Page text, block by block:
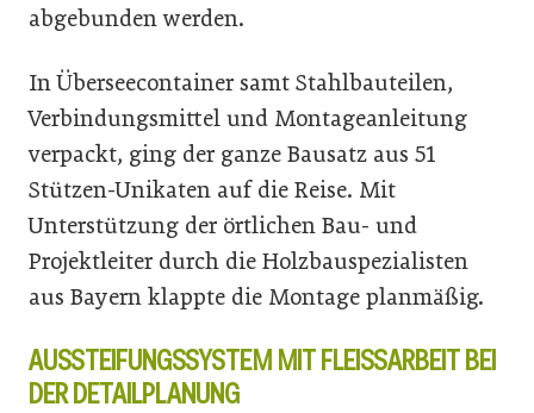
abgebunden werden.
In Überseecontainer samt Stahlbauteilen,
Verbindungsmittel und Montageanleitung
verpackt, ging der ganze Bausatz aus 51
Stützen-Unikaten auf die Reise. Mit
Unterstützung der örtlichen Bau- und
Projektleiter durch die Holzbauspezialisten
aus Bayern klappte die Montage planmäßig.
AUSSTEIFUNGSSYSTEM MIT FLEISSARBEIT BEI
DER DETAILPLANUNG